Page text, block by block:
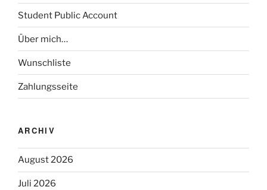
Student Public Account
Über mich…
Wunschliste
Zahlungsseite
ARCHIV
August 2026
Juli 2026